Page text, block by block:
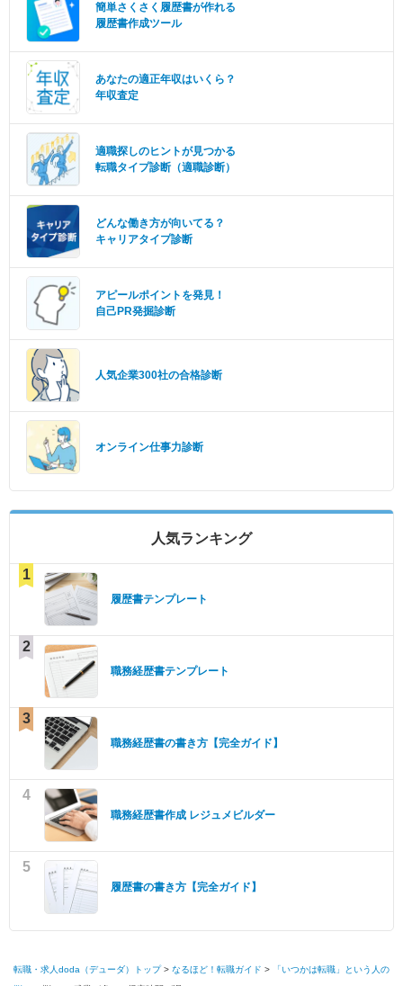
簡単さくさく履歴書が作れる
履歴書作成ツール
あなたの適正年収はいくら？
年収査定
適職探しのヒントが見つかる
転職タイプ診断（適職診断）
どんな働き方が向いてる？
キャリアタイプ診断
アピールポイントを発見！
自己PR発掘診断
人気企業300社の合格診断
オンライン仕事力診断
人気ランキング
1
履歴書テンプレート
2
職務経歴書テンプレート
3
職務経歴書の書き方【完全ガイド】
4
職務経歴書作成 レジュメビルダー
5
履歴書の書き方【完全ガイド】
転職・求人doda（デューダ）トップ> なるほど！転職ガイド >
「いつかは転職」という人の